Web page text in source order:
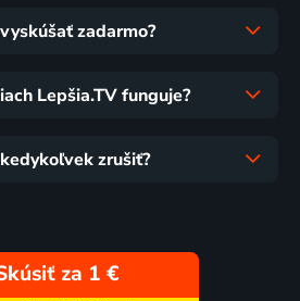
zadarmo?
Lepšia.TV funguje?
zrušiť?
za 1 €